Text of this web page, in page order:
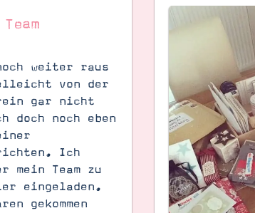
Über mich
Über Stampin’ Up!
weiter raus
von der
gar nicht
noch eben
Ich
mein Team zu
eingeladen.
gekommen